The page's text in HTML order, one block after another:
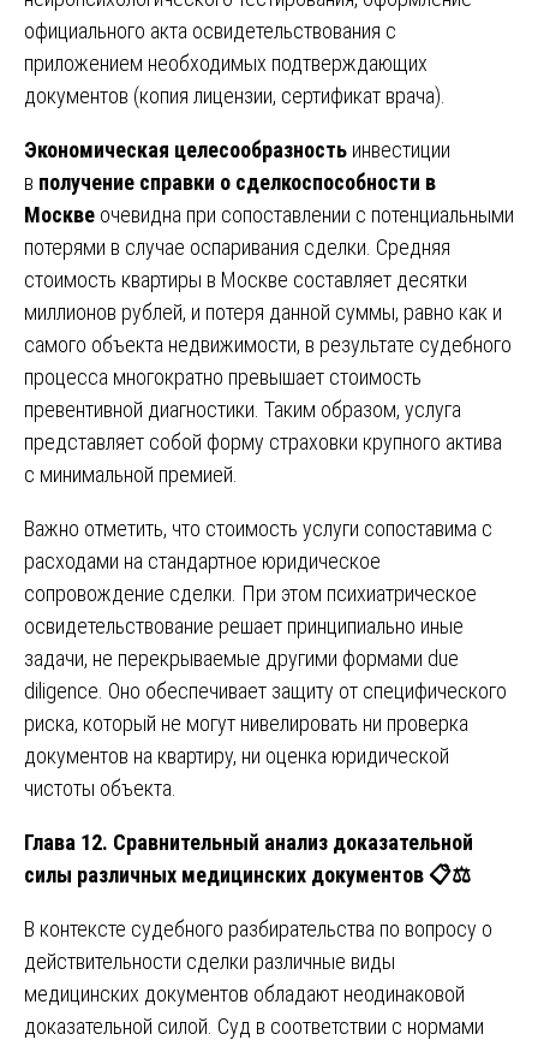
официального акта освидетельствования с
приложением необходимых подтверждающих
документов (копия лицензии, сертификат врача).
Экономическая целесообразность инвестиции
в получение справки о сделкоспособности в
Москве очевидна при сопоставлении с потенциальными
потерями в случае оспаривания сделки. Средняя
стоимость квартиры в Москве составляет десятки
миллионов рублей, и потеря данной суммы, равно как и
самого объекта недвижимости, в результате судебного
процесса многократно превышает стоимость
превентивной диагностики. Таким образом, услуга
представляет собой форму страховки крупного актива
с минимальной премией.
Важно отметить, что стоимость услуги сопоставима с
расходами на стандартное юридическое
сопровождение сделки. При этом психиатрическое
освидетельствование решает принципиально иные
задачи, не перекрываемые другими формами due
diligence. Оно обеспечивает защиту от специфического
риска, который не могут нивелировать ни проверка
документов на квартиру, ни оценка юридической
чистоты объекта.
Глава 12. Сравнительный анализ доказательной
силы различных медицинских документов📋⚖️
В контексте судебного разбирательства по вопросу о
действительности сделки различные виды
медицинских документов обладают неодинаковой
доказательной силой. Суд в соответствии с нормами